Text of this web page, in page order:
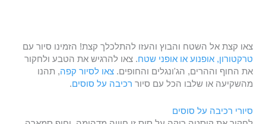
צאו קצת אל השטח והבוץ והעזו להתלכלך קצת! הזמינו סיור עם
טרקטורון, אופנוע או אופני שטח. צאו להרגיש את הטבע ולחקור
את החוף וההרים, הג'ונגלים והחופים.צאו לסיור קפה, תהנו
מהשקיעה או שלבו הכל עם סיור רכיבה על סוסים.
סיורי רכיבה על סוסים